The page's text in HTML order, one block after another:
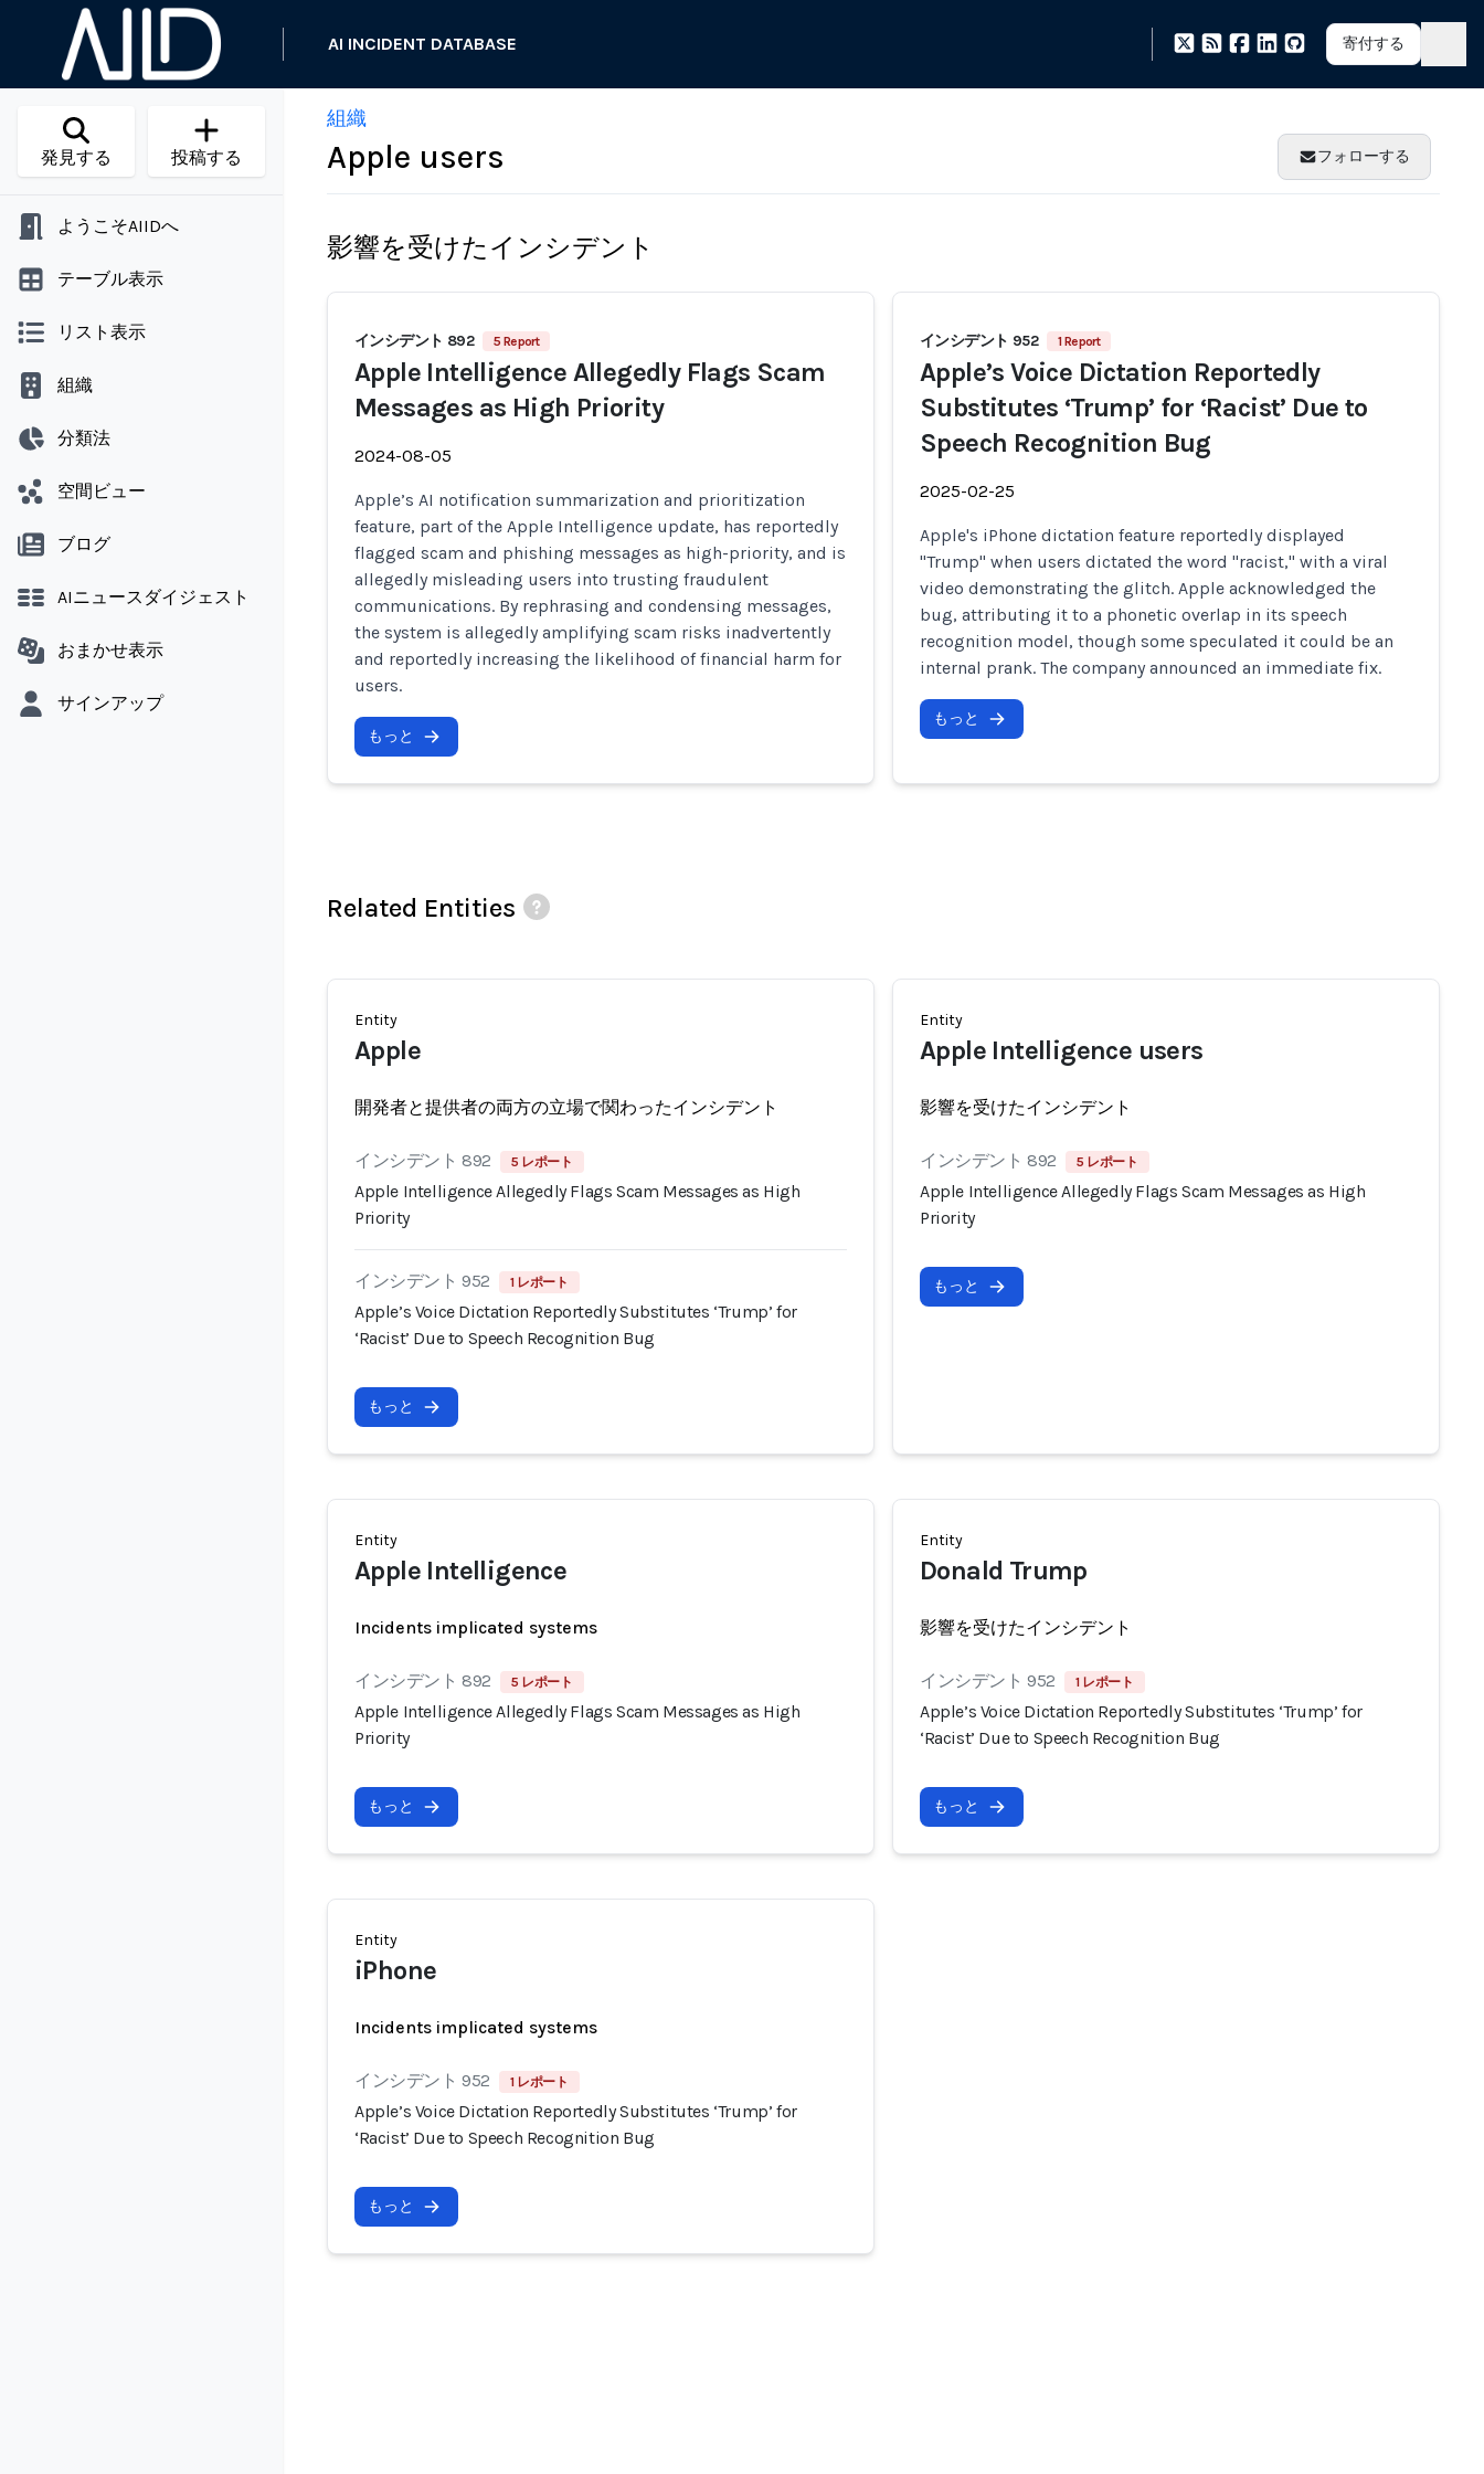
AI INCIDENT DATABASE 寄付する
発見する 投稿する
ようこそAIIDへ
テーブル表示
リスト表示
組織
分類法
空間ビュー
ブログ
AIニュースダイジェスト
おまかせ表示
サインアップ
組織
Apple users フォローする
影響を受けたインシデント
インシデント 892 5 Report
Apple Intelligence Allegedly Flags Scam
Messages as High Priority
2024-08-05
Apple’s AI notification summarization and prioritization
feature, part of the Apple Intelligence update, has reportedly
flagged scam and phishing messages as high-priority, and is
allegedly misleading users into trusting fraudulent
communications. By rephrasing and condensing messages,
the system is allegedly amplifying scam risks inadvertently
and reportedly increasing the likelihood of financial harm for
users.
もっと
インシデント 952 1 Report
Apple’s Voice Dictation Reportedly
Substitutes ‘Trump’ for ‘Racist’ Due to
Speech Recognition Bug
2025-02-25
Apple's iPhone dictation feature reportedly displayed
"Trump" when users dictated the word "racist," with a viral
video demonstrating the glitch. Apple acknowledged the
bug, attributing it to a phonetic overlap in its speech
recognition model, though some speculated it could be an
internal prank. The company announced an immediate fix.
もっと
Related Entities
Entity
Apple
開発者と提供者の両方の立場で関わったインシデント
インシデント 892 5 レポート
Apple Intelligence Allegedly Flags Scam Messages as High
Priority
インシデント 952 1 レポート
Apple’s Voice Dictation Reportedly Substitutes ‘Trump’ for
‘Racist’ Due to Speech Recognition Bug
もっと
Entity
Apple Intelligence users
影響を受けたインシデント
インシデント 892 5 レポート
Apple Intelligence Allegedly Flags Scam Messages as High
Priority
もっと
Entity
Apple Intelligence
Incidents implicated systems
インシデント 892 5 レポート
Apple Intelligence Allegedly Flags Scam Messages as High
Priority
もっと
Entity
Donald Trump
影響を受けたインシデント
インシデント 952 1 レポート
Apple’s Voice Dictation Reportedly Substitutes ‘Trump’ for
‘Racist’ Due to Speech Recognition Bug
もっと
Entity
iPhone
Incidents implicated systems
インシデント 952 1 レポート
Apple’s Voice Dictation Reportedly Substitutes ‘Trump’ for
‘Racist’ Due to Speech Recognition Bug
もっと